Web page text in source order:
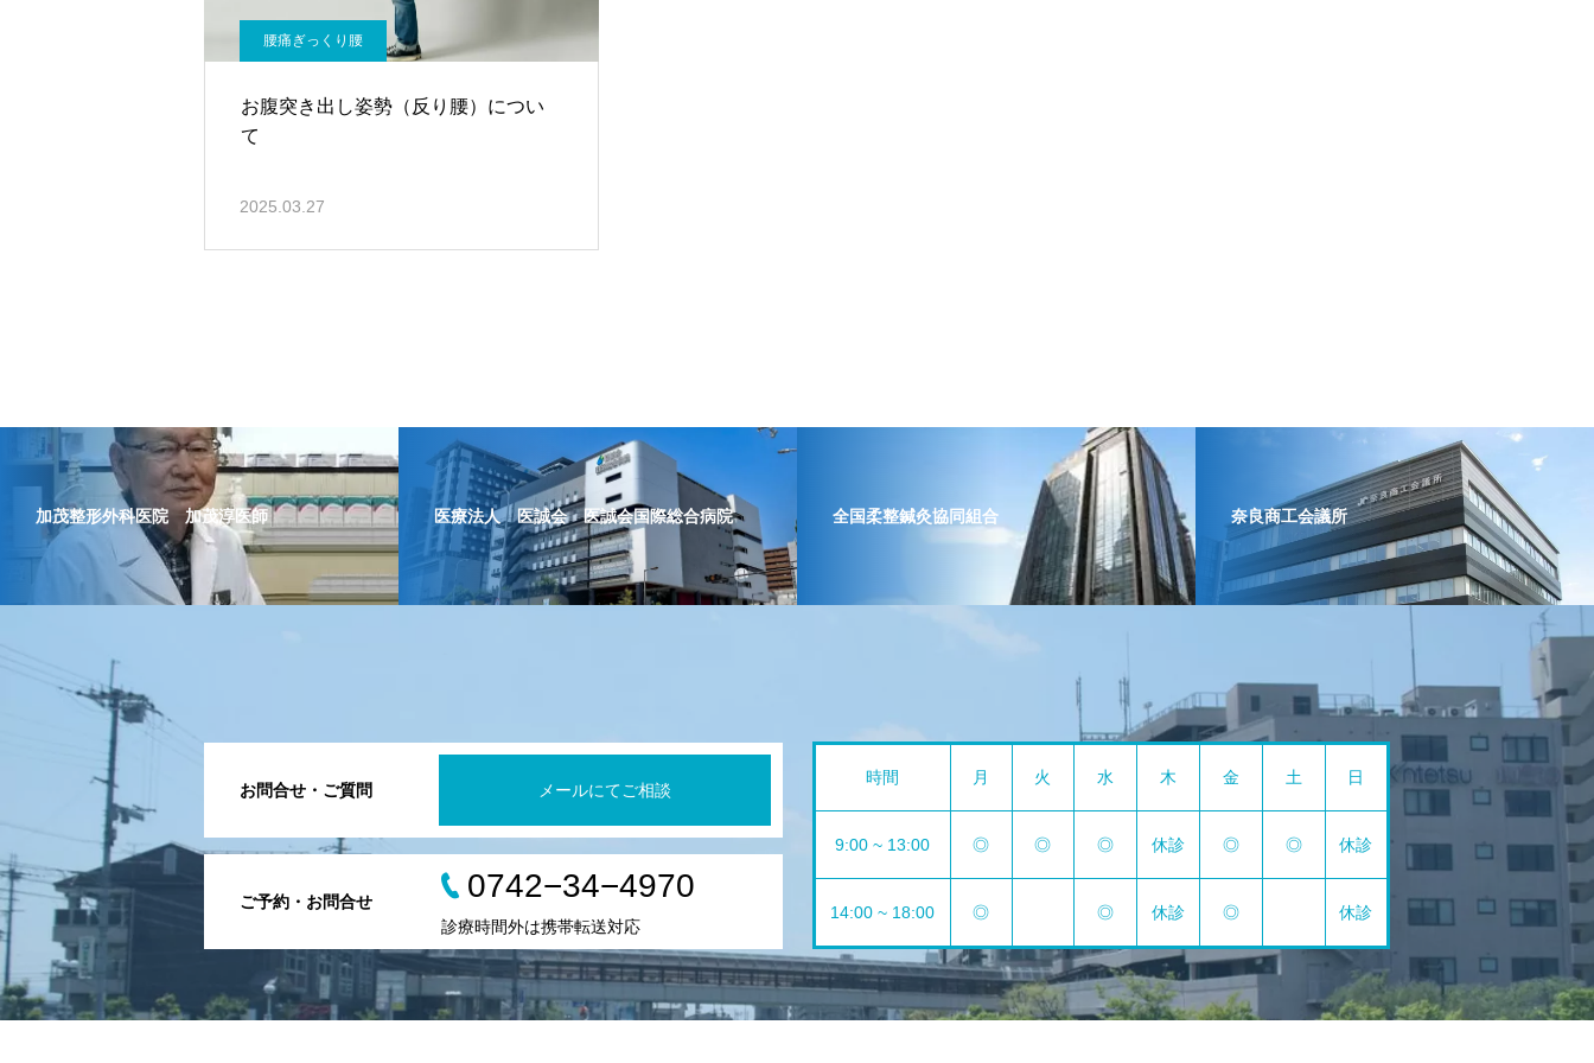
腰痛ぎっくり腰
お腹突き出し姿勢（反り腰）につい
て
2025.03.27
加茂整形外科医院 加茂淳医師 医療法人 医誠会 医誠会国際総合病院 全国柔整鍼灸協同組合 奈良商工会議所
お問合せ・ご質問 メールにてご相談
ご予約・お問合せ 0742−34−4970
診療時間外は携帯転送対応
時間 月 火 水 木 金 土 日
9:00 ~ 13:00 ◎ ◎ ◎ 休診 ◎ ◎ 休診
14:00 ~ 18:00 ◎ ◎ 休診 ◎ 休診